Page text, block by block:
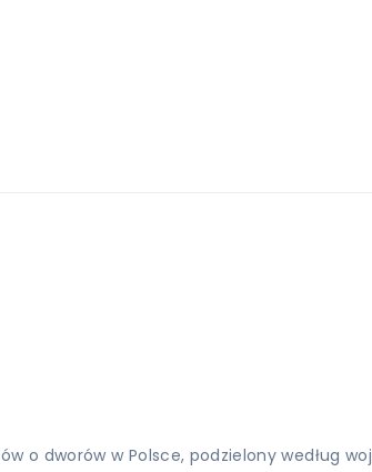
o dworów w Polsce, podzielony według